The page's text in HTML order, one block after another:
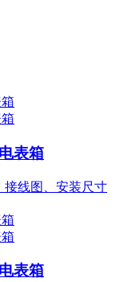
表箱
接线图、安装尺寸
表箱